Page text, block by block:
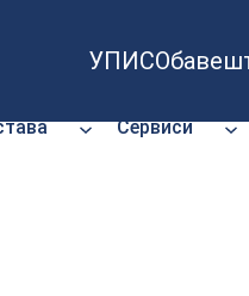
УПИС
Сервиси